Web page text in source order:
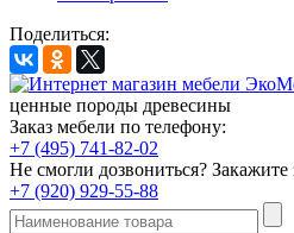
Поделиться:
ценные породы древесины
Заказ мебели по телефону:
+7 (495) 741-82-02
Не смогли дозвониться? Закажите
+7 (920) 929-55-88